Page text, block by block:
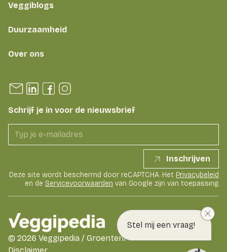
Stel mij een vraag!
Veggiblogs
Duurzaamheid
Over ons
Schrijf je in voor de nieuwsbrief
Inschrijven
Deze site wordt beschermd door reCAPTCHA. Het Privacybeleid
en de Servicevoorwaarden van Google zijn van toepassing
© 2026 Veggipedia / GroentenFruit Huis